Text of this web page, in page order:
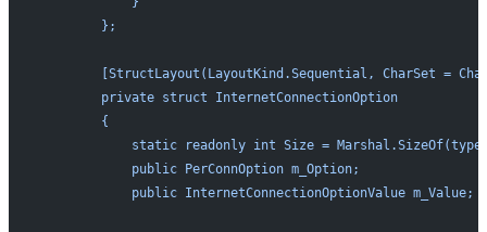
        };
[StructLayout(LayoutKind.Sequential, CharSet =
        private struct InternetConnectionOption
        {
static readonly int Size =
            public PerConnOption m_Option;
            public InternetConnectionOptionValue m_Value;